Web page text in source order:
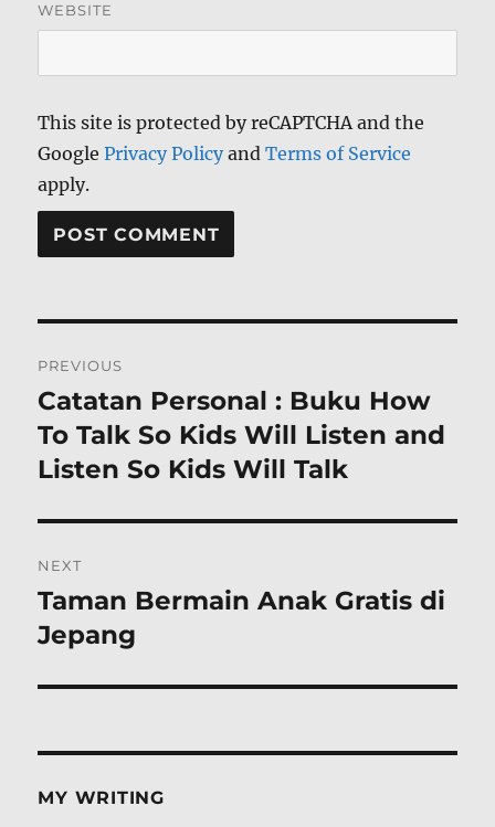
WEBSITE
This site is protected by reCAPTCHA and the
GooglePrivacy PolicyandTerms of Service
apply.
navigation
PREVIOUS
Previous
post:
Catatan Personal : Buku How
To Talk So Kids Will Listen and
Listen So Kids Will Talk
NEXT
Next
post:
Taman Bermain Anak Gratis di
Jepang
MY WRITING